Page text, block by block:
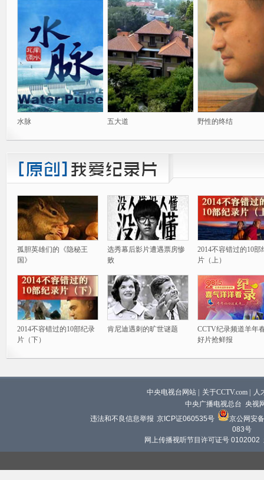
水脉 五大道 野性的终结
孤胆英雄们的《隐秘王
国》
选秀幕后影片遭遇票房惨
败
2014不容错过的10部
片（上）
2014不容错过的10部纪录
片（下）
肯尼迪遇刺的旷世谜题
CCTV纪录频道羊年
好片抢鲜报
中央电视台网站 关于CCTV.com
人
中央广播电视总台 央视
违法和不良信息举报 京ICP证060535号
京公网安
083号
网上传播视听节目许可证号